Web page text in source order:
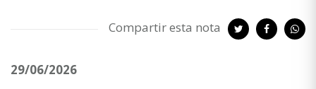
Compartir esta nota
29/06/2026